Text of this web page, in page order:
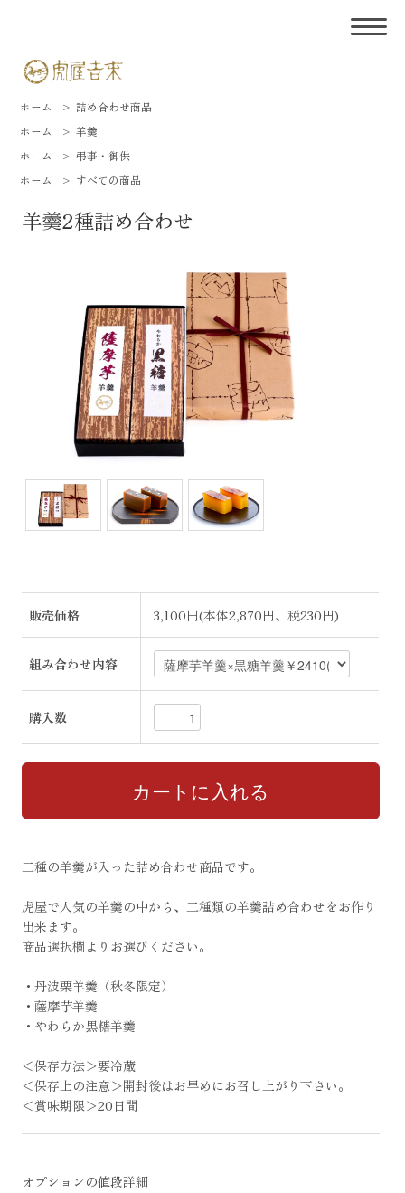
ホーム > 詰め合わせ商品
ホーム
> 羊羹
ホーム
> 弔事・御供
ホーム
> すべての商品
羊羹2種詰め合わせ
販売価格 3,100円(本体2,870円、税230円)
組み合わせ内容
購入数
二種の羊羹が入った詰め合わせ商品です。
虎屋で人気の羊羹の中から、二種類の羊羹詰め合わせをお作り
出来ます。
商品選択欄よりお選びください。
・丹波栗羊羹（秋冬限定）
・薩摩芋羊羹
・やわらか黒糖羊羹
＜保存方法＞要冷蔵
＜保存上の注意＞開封後はお早めにお召し上がり下さい。
＜賞味期限＞20日間
オプションの値段詳細